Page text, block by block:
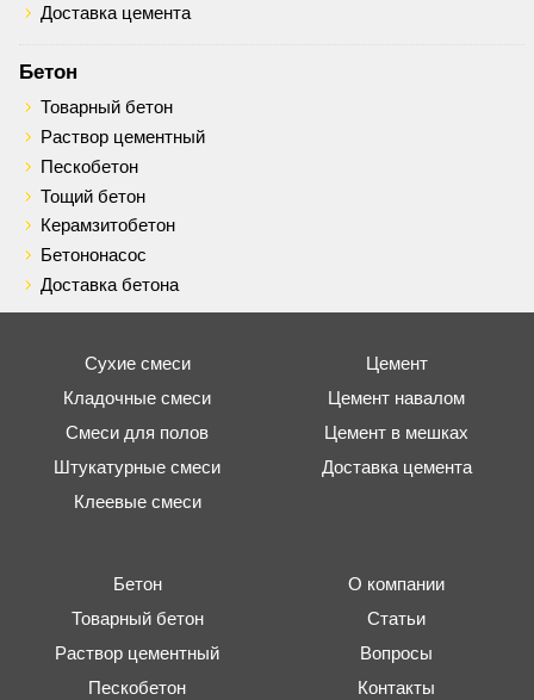
Доставка цемента
Бетон
Товарный бетон
Раствор цементный
Пескобетон
Тощий бетон
Керамзитобетон
Бетононасос
Доставка бетона
Сухие смеси
Кладочные смеси
Смеси для полов
Штукатурные смеси
Клеевые смеси
Цемент
Цемент навалом
Цемент в мешках
Доставка цемента
Бетон
Товарный бетон
Раствор цементный
Пескобетон
О компании
Статьи
Вопросы
Контакты